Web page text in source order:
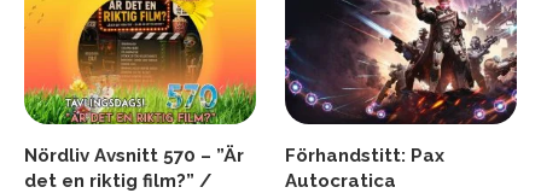
Nördliv Avsnitt 570 – ”Är
det en riktig film?” /
Förhandstitt: Pax
Autocratica